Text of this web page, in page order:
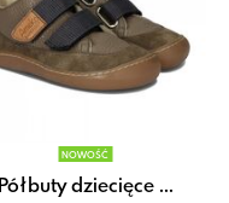
NOWOŚĆ
Półbuty dziecięce ...